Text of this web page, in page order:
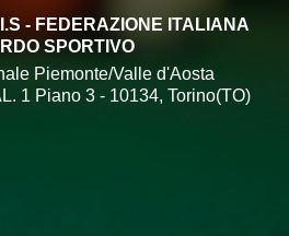
- FEDERAZIONE ITALIANA
SPORTIVO
Piemonte/Valle d'Aosta
1 Piano 3 - 10134, Torino(TO)